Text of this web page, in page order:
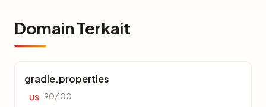
Domain Terkait
gradle.properties
US 90/100